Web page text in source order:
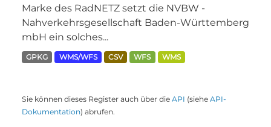
Marke des RadNETZ setzt die NVBW -
Nahverkehrsgesellschaft Baden-Württemberg
mbH ein solches...
GPKG WMS/WFS CSV WFS WMS
Sie können dieses Register auch über die API (siehe API-
Dokumentation) abrufen.